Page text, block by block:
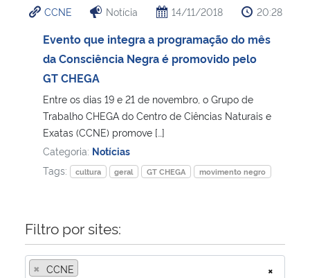
Ministério da Cidadania
Ministério de Minas e Energia
Ministério da Ciência, Tecnologia, Inovações e Comunicações
Ministério do Meio Ambiente
Ministério do Desenvolvimento Regional
Controladoria-Geral da União
CCNE Notícia 14/11/2018 20:28
Evento que integra a programação do mês
da Consciência Negra é promovido pelo
GT CHEGA
Entre os dias 19 e 21 de novembro, o Grupo de
Trabalho CHEGA do Centro de Ciências Naturais e
Exatas (CCNE) promove […]
Categoria: Notícias
Tags:
cultura geral GT CHEGA movimento negro
Filtro por sites:
×
× CCNE